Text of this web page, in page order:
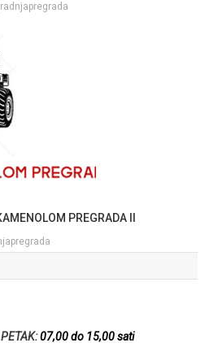
PREGRADA II
07,00 do 15,00 sati